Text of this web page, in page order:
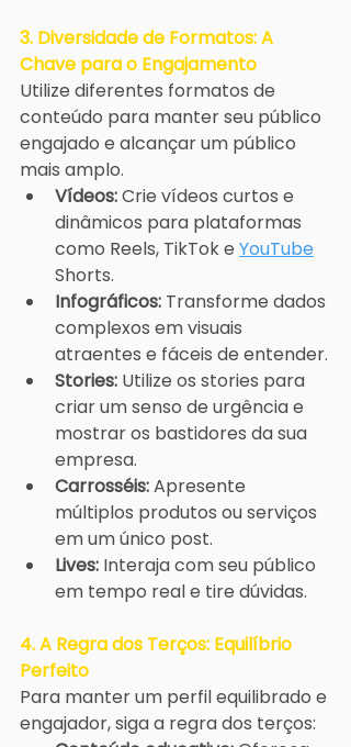
3. Diversidade de Formatos: A
Chave para o Engajamento
Utilize diferentes formatos de
conteúdo para manter seu público
engajado e alcançar um público
mais amplo.
Vídeos: Crie vídeos curtos e
dinâmicos para plataformas
como Reels, TikTok e YouTube
Shorts.
Infográficos: Transforme dados
complexos em visuais
atraentes e fáceis de entender.
Stories: Utilize os stories para
criar um senso de urgência e
mostrar os bastidores da sua
empresa.
Carrosséis: Apresente
múltiplos produtos ou serviços
em um único post.
Lives: Interaja com seu público
em tempo real e tire dúvidas.
4. A Regra dos Terços: Equilíbrio
Perfeito
Para manter um perfil equilibrado e
engajador, siga a regra dos terços: